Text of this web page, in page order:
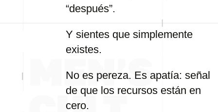
“después”.
Y sientes que simplemente
existes.
No es pereza. Es apatía: señal
de que los recursos están en
cero.